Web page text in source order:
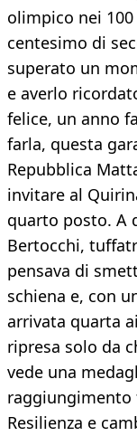
olimpico nei
centesimo di
superato un
e averlo
felice, un anno
farla, questa
Repubblica
invitare al
quarto posto. A
Bertocchi,
pensava di
schiena e, con
arrivata quarta
ripresa solo da
vede una
raggiungimento
Resilienza e